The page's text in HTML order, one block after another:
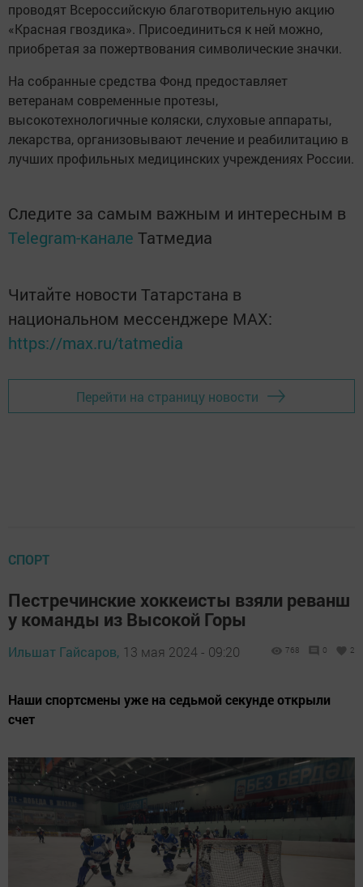
проводят Всероссийскую благотворительную акцию
«Красная гвоздика». Присоединиться к ней можно,
приобретая за пожертвования символические значки.
На собранные средства Фонд предоставляет
ветеранам современные протезы,
высокотехнологичные коляски, слуховые аппараты,
лекарства, организовывают лечение и реабилитацию в
лучших профильных медицинских учреждениях России.
Следите за самым важным и интересным в
Telegram-канале Татмедиа
Читайте новости Татарстана в
национальном мессенджере MАХ:
https://max.ru/tatmedia
Перейти на страницу новости
СПОРТ
Пестречинские хоккеисты взяли реванш
у команды из Высокой Горы
Ильшат Гайсаров, 13 мая 2024 - 09:20 768 0 2
Наши спортсмены уже на седьмой секунде открыли
счет